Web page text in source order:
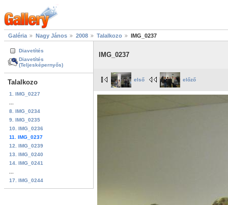
Galéria Nagy János 2008 Talalkozo IMG_0237
Diavetítés
Diavetítés
(Teljesképernyős)
Talalkozo
1. IMG_0227
8. IMG_0234
9. IMG_0235
10. IMG_0236
11. IMG_0237
12. IMG_0239
13. IMG_0240
14. IMG_0241
17. IMG_0244
IMG_0237
első előző